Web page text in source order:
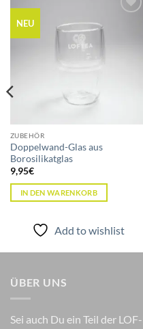
NEU
ZUBEHÖR
Doppelwand-Glas aus
Borosilikatglas
9,95€
IN DEN WARENKORB
Add to wishlist
ÜBER UNS
Sei auch Du ein Teil der